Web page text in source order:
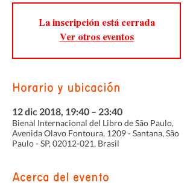
La inscripción está cerrada
Ver otros eventos
Horario y ubicación
12 dic 2018, 19:40 – 23:40
Bienal Internacional del Libro de São Paulo,
Avenida Olavo Fontoura, 1209 - Santana, São
Paulo - SP, 02012-021, Brasil
Acerca del evento